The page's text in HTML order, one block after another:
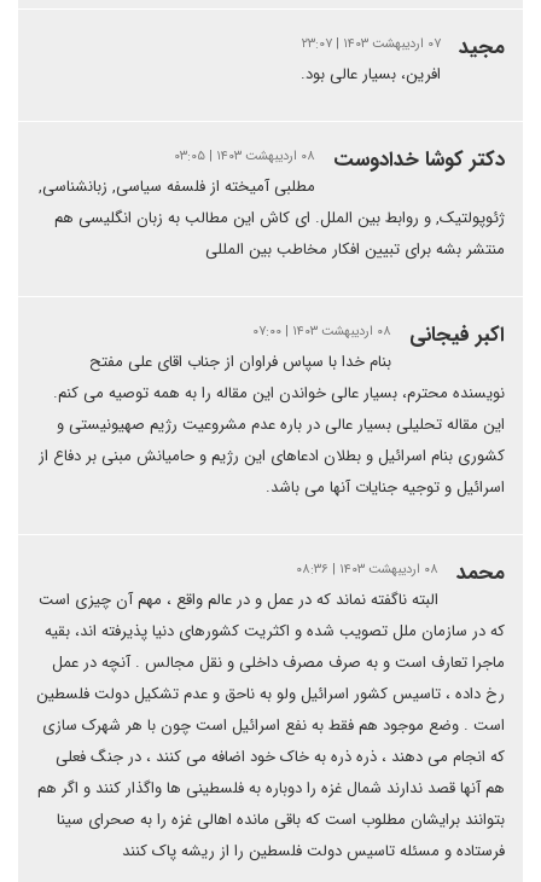
مجید ۰۷ اردیبهشت ۱۴۰۳ | ۲۳:۰۷
افرین، بسیار عالی بود.
دکتر کوشا خدادوست ۰۸ اردیبهشت ۱۴۰۳ | ۰۳:۰۵
مطلبی آمیخته از فلسفه سیاسی, زبانشناسی,
ژئوپولتیک, و روابط بین الملل. ای کاش این مطالب به زبان انگلیسی هم
منتشر بشه برای تبیین افکار مخاطب بین المللی
اکبر فیجانی ۰۸ اردیبهشت ۱۴۰۳ | ۰۷:۰۰
بنام خدا با سپاس فراوان از جناب اقای علی مفتح
نویسنده محترم، بسیار عالی خواندن این مقاله را به همه توصیه می کنم.
این مقاله تحلیلی بسیار عالی در باره عدم مشروعیت رژیم صهیونیستی و
کشوری بنام اسرائیل و بطلان ادعاهای این رژیم و حامیانش مبنی بر دفاع از
اسرائیل و توجیه جنایات آنها می باشد.
محمد ۰۸ اردیبهشت ۱۴۰۳ | ۰۸:۳۶
البته ناگفته نماند که در عمل و در عالم واقع ، مهم آن چیزی است
که در سازمان ملل تصویب شده و اکثریت کشورهای دنیا پذیرفته اند، بقیه
ماجرا تعارف است و به صرف مصرف داخلی و نقل مجالس . آنچه در عمل
رخ داده ، تاسیس کشور اسرائیل ولو به ناحق و عدم تشکیل دولت فلسطین
است . وضع موجود هم فقط به نفع اسرائیل است چون با هر شهرک سازی
که انجام می دهند ، ذره ذره به خاک خود اضافه می کنند ، در جنگ فعلی
هم آنها قصد ندارند شمال غزه را دوباره به فلسطینی ها واگذار کنند و اگر هم
بتوانند برایشان مطلوب است که باقی مانده اهالی غزه را به صحرای سینا
فرستاده و مسئله تاسیس دولت فلسطین را از ریشه پاک کنند